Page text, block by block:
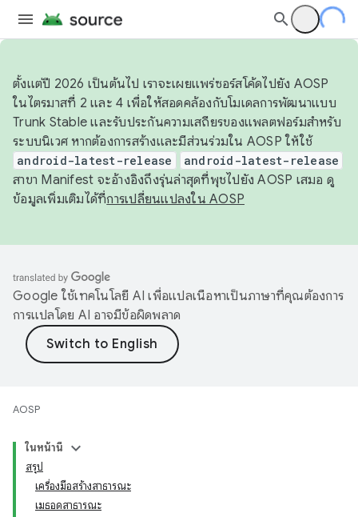
ตั้งแต่ปี 2026 เป็นต้นไป เราจะเผยแพร่ซอร์สโค้ดไปยัง AOSP
ในไตรมาสที่ 2 และ 4 เพื่อให้สอดคล้องกับโมเดลการพัฒนาแบบ
Trunk Stable และรับประกันความเสถียรของแพลตฟอร์มสำหรับ
ระบบนิเวศ หากต้องการสร้างและมีส่วนร่วมใน AOSP ให้ใช้
android-latest-release android-latest-release
สาขา Manifest จะอ้างอิงถึงรุ่นล่าสุดที่พุชไปยัง AOSP เสมอ ดู
ข้อมูลเพิ่มเติมได้ที่การเปลี่ยนแปลงใน AOSP
Google ใช้เทคโนโลยี AI เพื่อแปลเนื้อหาเป็นภาษาที่คุณต้องการ
การแปลโดย AI อาจมีข้อผิดพลาด
AOSP
ในหน้านี้
สรุป
เครื่องมือสร้างสาธารณะ
เมธอดสาธารณะ